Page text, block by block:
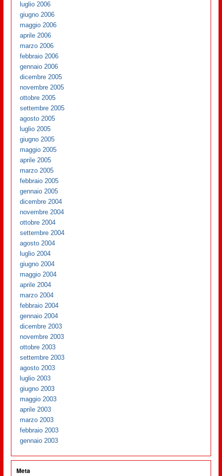
luglio 2006
giugno 2006
maggio 2006
aprile 2006
marzo 2006
febbraio 2006
gennaio 2006
dicembre 2005
novembre 2005
ottobre 2005
settembre 2005
agosto 2005
luglio 2005
giugno 2005
maggio 2005
aprile 2005
marzo 2005
febbraio 2005
gennaio 2005
dicembre 2004
novembre 2004
ottobre 2004
settembre 2004
agosto 2004
luglio 2004
giugno 2004
maggio 2004
aprile 2004
marzo 2004
febbraio 2004
gennaio 2004
dicembre 2003
novembre 2003
ottobre 2003
settembre 2003
agosto 2003
luglio 2003
giugno 2003
maggio 2003
aprile 2003
marzo 2003
febbraio 2003
gennaio 2003
Meta